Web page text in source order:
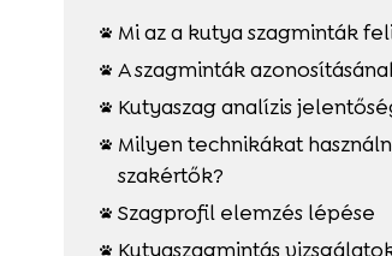
 Mi az a kutya szagminták
 A szagminták
 Kutyaszag analízis

Milyen technikákat
szakértők?
 Szagprofil elemzés lépése
 Kutyaszagmintás